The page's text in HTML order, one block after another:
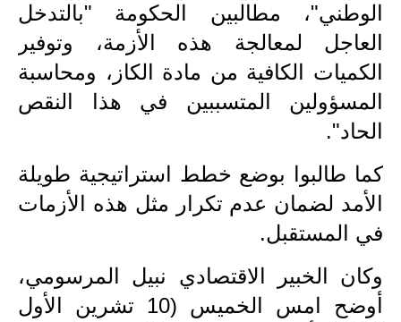
مرشحات
المرحلة الابتدائية
المرحلة المتوسطة
كتب مدرسية
المرحلة الابتدائية
المرحلة المتوسطة
المرحلة الاعدادية
الوطني"، مطالبين الحكومة "بالتدخل
العاجل لمعالجة هذه الأزمة، وتوفير
الكميات الكافية من مادة الكاز، ومحاسبة
المسؤولين المتسببين في هذا النقص
الحاد".
كما طالبوا بوضع خطط استراتيجية طويلة
الأمد لضمان عدم تكرار مثل هذه الأزمات
في المستقبل.
وكان الخبير الاقتصادي نبيل المرسومي،
أوضح امس الخميس (10 تشرين الأول